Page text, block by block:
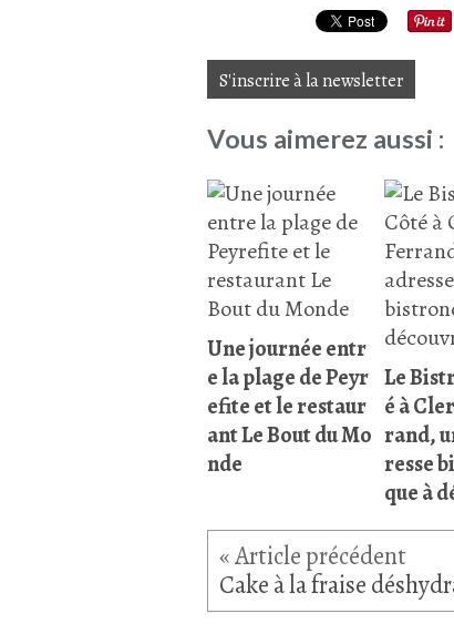
S'inscrire à la newsletter
Vous aimerez aussi :
Une journée entr
e la plage de Peyr
efite et le restaur
ant Le Bout du Mo
nde
Le
é à
rand,
resse
que à